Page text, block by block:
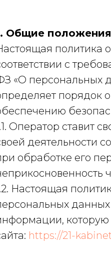
Общие положения
политика
с
«О персональных
порядок
Оператор ставит
деятельности
обработке его
Настоящая
которую
https://21-